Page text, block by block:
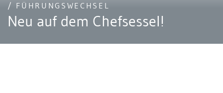
/ FÜHRUNGSWECHSEL
Neu auf dem Chefsessel!